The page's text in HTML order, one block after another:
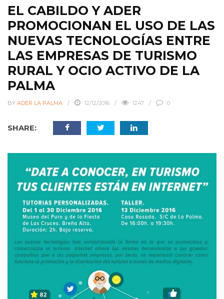
EL CABILDO Y ADER
PROMOCIONAN EL USO DE LAS
NUEVAS TECNOLOGÍAS ENTRE
LAS EMPRESAS DE TURISMO
RURAL Y OCIO ACTIVO DE LA
PALMA
BY ADER LA PALMA 12/12/2016 1247 0
SHARE: